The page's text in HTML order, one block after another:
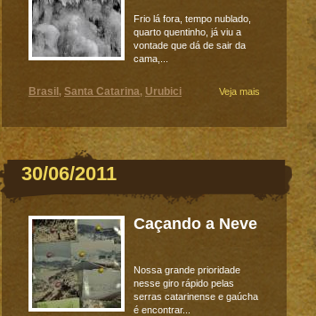
Frio lá fora, tempo nublado,
quarto quentinho, já viu a
vontade que dá de sair da
cama,...
Veja mais
Brasil , Santa Catarina, Urubici
30/06/2011
Caçando a Neve
Nossa grande prioridade
nesse giro rápido pelas
serras catarinense e gaúcha
é encontrar...